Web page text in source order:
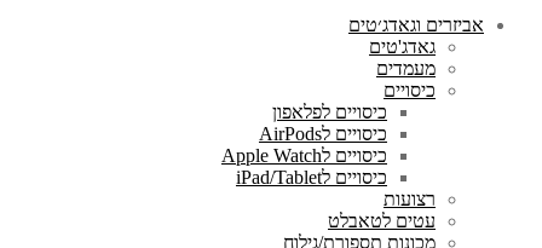
אביזרים וגאדג׳טים
גאדג'טים
מעמדים
כיסויים
כיסויים לפלאפון
כיסויים לAirPods
כיסויים לApple Watch
כיסויים לiPad/Tablet
רצועות
עטים לטאבלט
מכונות תספורת/גילוח